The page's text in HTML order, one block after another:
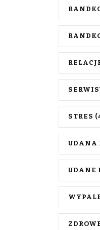
STRES
UDANA
UDANE